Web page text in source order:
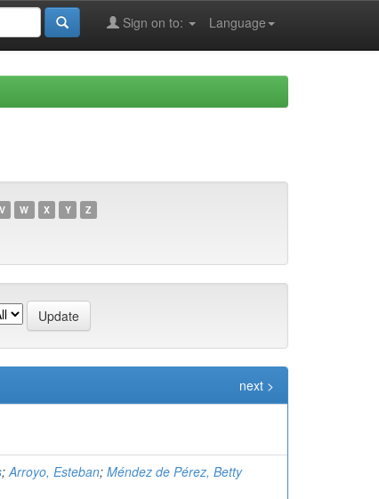
Language
Sign on to:
V W X Y Z
next >
;Arroyo, Esteban; Méndez de Pérez, Betty